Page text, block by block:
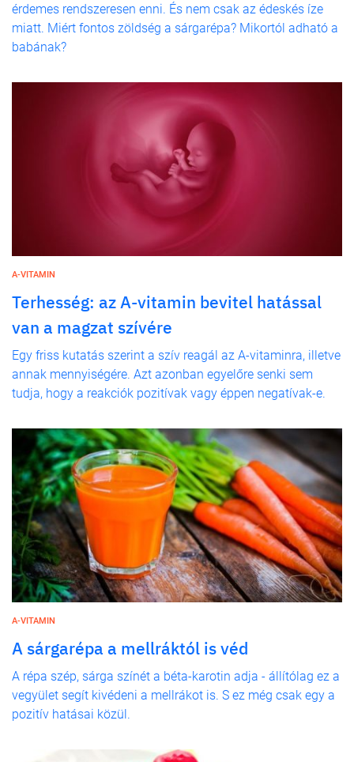
érdemes rendszeresen enni. És nem csak az édeskés íze
miatt. Miért fontos zöldség a sárgarépa? Mikortól adható a
babának?
A-VITAMIN
Terhesség: az A-vitamin bevitel hatással
van a magzat szívére
Egy friss kutatás szerint a szív reagál az A-vitaminra, illetve
annak mennyiségére. Azt azonban egyelőre senki sem
tudja, hogy a reakciók pozitívak vagy éppen negatívak-e.
A-VITAMIN
A sárgarépa a mellráktól is véd
A répa szép, sárga színét a béta-karotin adja - állítólag ez a
vegyület segít kivédeni a mellrákot is. S ez még csak egy a
pozitív hatásai közül.